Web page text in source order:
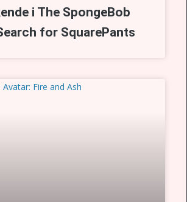
i The SpongeBob
for SquarePants